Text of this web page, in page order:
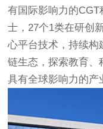
有国际影响力的
士，27个1类在研创
心平台技术，持续构
链生态，探索教育、
具有全球影响力的产